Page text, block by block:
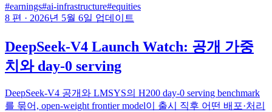
#earnings#ai-infrastructure#equities
8 편 · 2026년 5월 6일 업데이트
DeepSeek-V4 Launch Watch: 공개 가중
치와 day-0 serving
DeepSeek-V4 공개와 LMSYS의 H200 day-0 serving benchmark
를 묶어, open-weight frontier model이 출시 직후 어떤 배포·처리